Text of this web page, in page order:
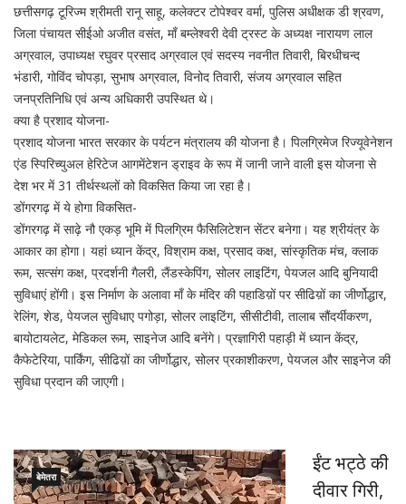
छत्तीसगढ़ टूरिज्म श्रीमती रानू साहू, कलेक्टर टोपेश्वर वर्मा, पुलिस अधीक्षक डी श्रवण,
जिला पंचायत सीईओ अजीत वसंत, माँ बम्लेश्वरी देवी ट्रस्ट के अध्यक्ष नारायण लाल
अग्रवाल, उपाध्यक्ष रघुवर प्रसाद अग्रवाल एवं सदस्य नवनीत तिवारी, बिरधीचन्द
भंडारी, गोविंद चोपड़ा, सुभाष अग्रवाल, विनोद तिवारी, संजय अग्रवाल सहित
जनप्रतिनिधि एवं अन्य अधिकारी उपस्थित थे।
क्या है प्रशाद योजना-
प्रशाद योजना भारत सरकार के पर्यटन मंत्रालय की योजना है। पिलग्रिमेज रिज्यूवेनेशन
एंड स्पिरिच्युअल हेरिटेज आगमेंटेशन ड्राइव के रूप में जानी जाने वाली इस योजना से
देश भर में 31 तीर्थस्थलों को विकसित किया जा रहा है।
डोंगरगढ़ में ये होगा विकसित-
डोंगरगढ़ में साढ़े नौ एकड़ भूमि में पिलग्रिम फैसिलिटेशन सेंटर बनेगा। यह श्रीयंत्र के
आकार का होगा। यहां ध्यान केंद्र, विश्राम कक्ष, प्रसाद कक्ष, सांस्कृतिक मंच, क्लाक
रूम, सत्संग कक्ष, प्रदर्शनी गैलरी, लैंडस्केपिंग, सोलर लाइटिंग, पेयजल आदि बुनियादी
सुविधाएं होंगी। इस निर्माण के अलावा माँ के मंदिर की पहाडिय़ों पर सीढिय़ों का जीर्णोद्धार,
रेलिंग, शेड, पेयजल सुविधाए पगोड़ा, सोलर लाइटिंग, सीसीटीवी, तालाब सौंदर्यीकरण,
बायोटायलेट, मेडिकल रूम, साइनेज आदि बनेंगे। प्रज्ञागिरी पहाड़ी में ध्यान केंद्र,
कैफेटेरिया, पार्किंग, सीढिय़ों का जीर्णोद्धार, सोलर प्रकाशीकरण, पेयजल और साइनेज की
सुविधा प्रदान की जाएगी।
बेमेतरा
ईंट भट्ठे की
दीवार गिरी,